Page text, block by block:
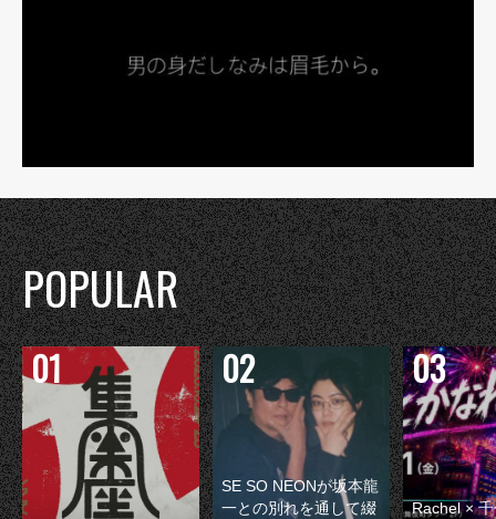
POPULAR
SE SO NEONが坂本龍
一との別れを通して綴
Rachel ×